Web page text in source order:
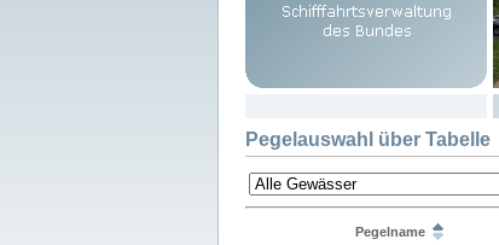
Pegelauswahl über Tabelle
Pegelname